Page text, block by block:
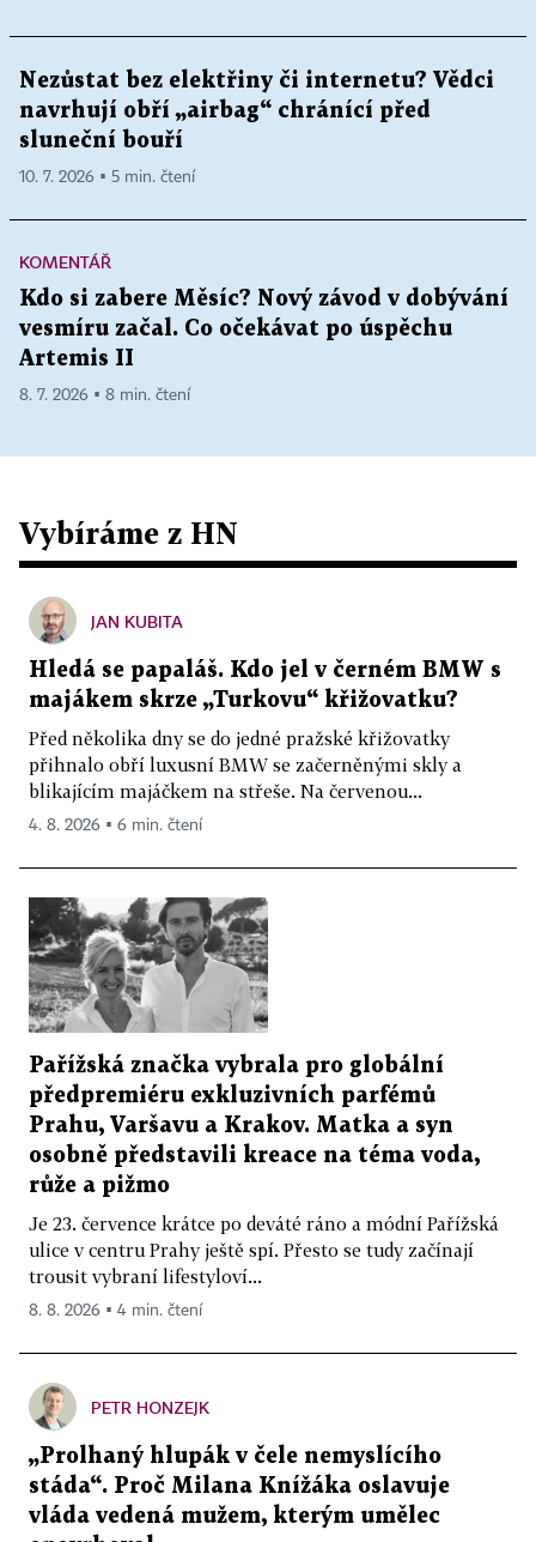
Nezůstat bez elektřiny či internetu? Vědci
navrhují obří „airbag“ chránící před
sluneční bouří
10. 7. 2026 ▪ 5 min. čtení
KOMENTÁŘ
Kdo si zabere Měsíc? Nový závod v dobývání
vesmíru začal. Co očekávat po úspěchu
Artemis II
8. 7. 2026 ▪ 8 min. čtení
Vybíráme z HN
JAN KUBITA
Hledá se papaláš. Kdo jel v černém BMW s
majákem skrze „Turkovu“ křižovatku?
Před několika dny se do jedné pražské křižovatky
přihnalo obří luxusní BMW se začerněnými skly a
blikajícím majáčkem na střeše. Na červenou...
4. 8. 2026 ▪ 6 min. čtení
Pařížská značka vybrala pro globální
předpremiéru exkluzivních parfémů
Prahu, Varšavu a Krakov. Matka a syn
osobně představili kreace na téma voda,
růže a pižmo
Je 23. července krátce po deváté ráno a módní Pařížská
ulice v centru Prahy ještě spí. Přesto se tudy začínají
trousit vybraní lifestyloví...
8. 8. 2026 ▪ 4 min. čtení
PETR HONZEJK
„Prolhaný hlupák v čele nemyslícího
stáda“. Proč Milana Knížáka oslavuje
vláda vedená mužem, kterým umělec